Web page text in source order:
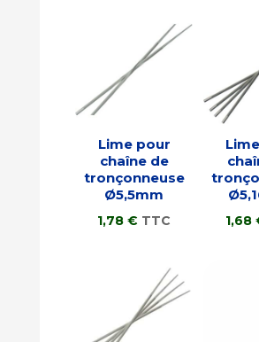
Lime pour
chaîne de
tronçonneuse
Ø5,5mm
1,78€ TTC 1,68